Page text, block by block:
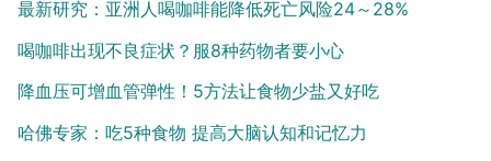
最新研究：亚洲人喝咖啡能降低死亡风险24～28%
喝咖啡出现不良症状？服8种药物者要小心
降血压可增血管弹性！5方法让食物少盐又好吃
哈佛专家：吃5种食物 提高大脑认知和记忆力